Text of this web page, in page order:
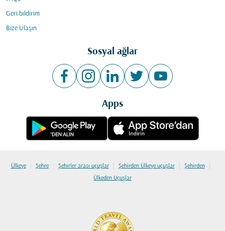
Geri bildirim
Bize Ulaşın
Sosyal ağlar
Apps
Ülkeye | Şehre | Şehirler arası uçuşlar | Şehirden Ülkeye uçuşlar | Şehirden |
Ülkeden Uçuşlar